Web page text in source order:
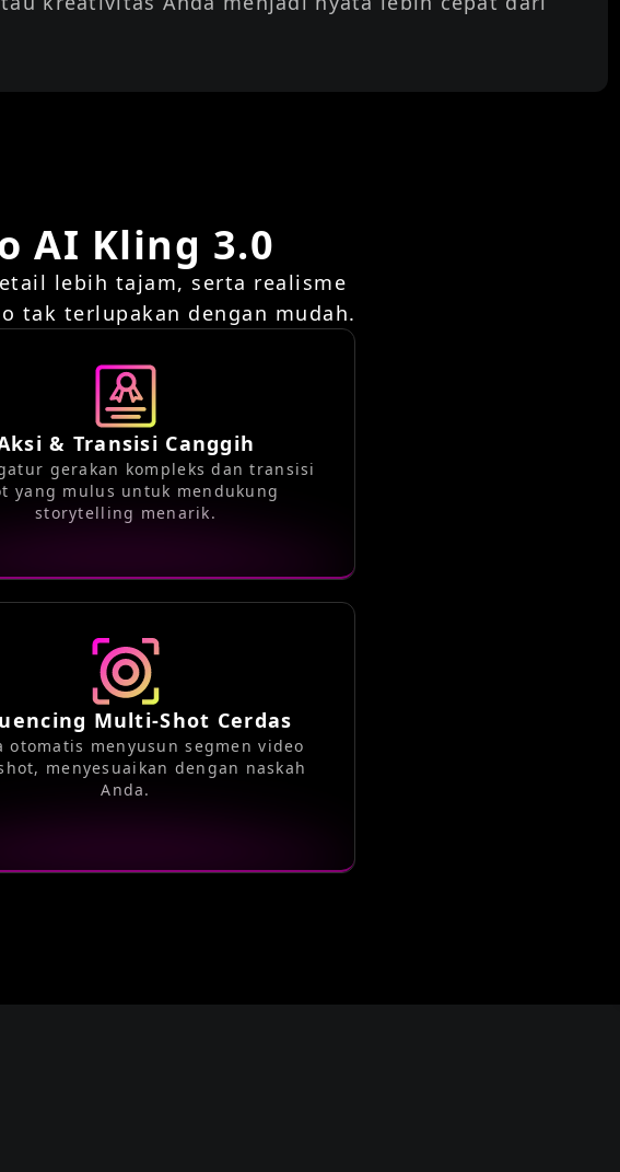
AI Kling 3.0
lebih tajam, serta realisme
tak terlupakan dengan mudah.
& Transisi Canggih
gerakan kompleks dan transisi
yang mulus untuk mendukung
storytelling menarik.
Multi-Shot Cerdas
otomatis menyusun segmen video
menyesuaikan dengan naskah
Anda.